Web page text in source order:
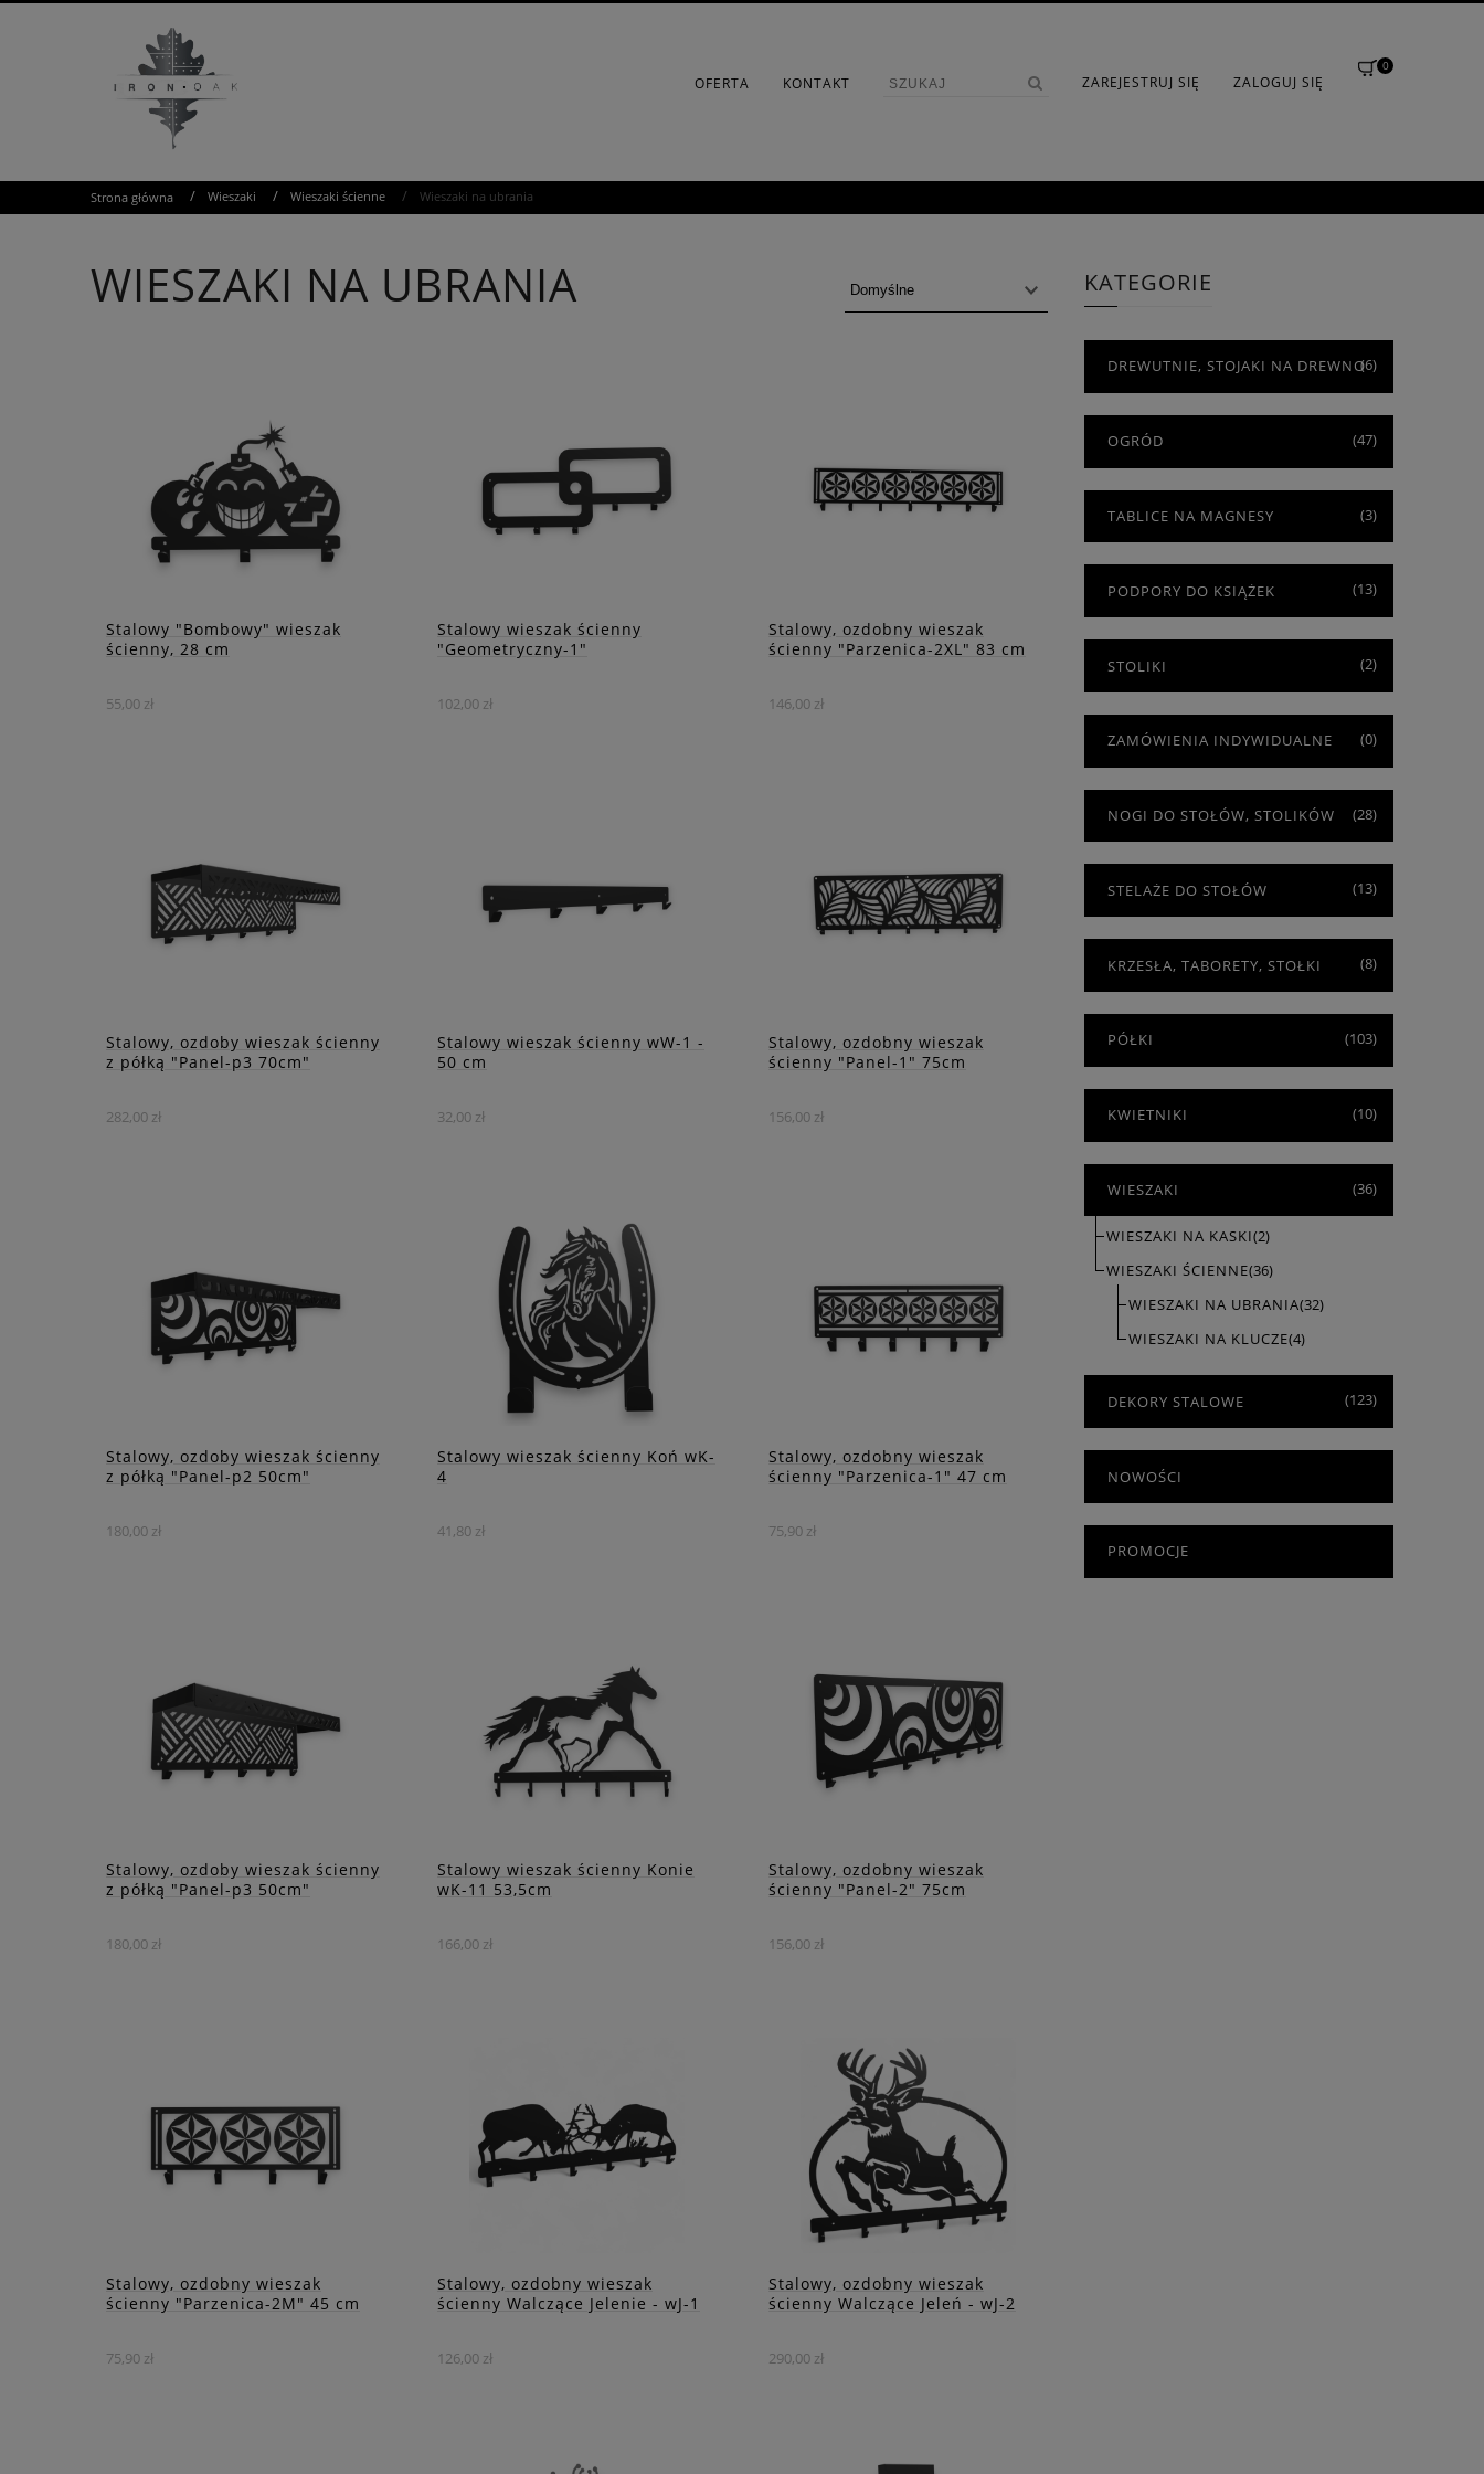
OFERTA KONTAKT ZAREJESTRUJ SIĘ ZALOGUJ SIĘ
0
Strona główna / Wieszaki / Wieszaki ścienne / Wieszaki na ubrania
WIESZAKI NA UBRANIA
Stalowy "Bombowy" wieszak
ścienny, 28 cm
55,00 zł
młodzieżowy klimat.
DO KOSZYKA
Stalowy wieszak ścienny
"Geometryczny-1"
102,00 zł
DO KOSZYKA
Stalowy, ozdobny wieszak
ścienny "Parzenica-2XL" 83 cm
146,00 zł
DO KOSZYKA
Stalowy, ozdoby wieszak ścienny
z półką "Panel-p3 70cm"
282,00 zł
wyposażenia wnętrza.
DO KOSZYKA
Stalowy wieszak ścienny wW-1 -
50 cm
32,00 zł
wieszak ścienny idealny do
każdej przestrzeni.
DO KOSZYKA
ZOBACZ WIĘCEJ
Stalowy, ozdobny wieszak
ścienny "Panel-1" 75cm
156,00 zł
DO KOSZYKA
Stalowy, ozdoby wieszak ścienny
z półką "Panel-p2 50cm"
180,00 zł
wyposażenia wnętrza.
DO KOSZYKA
Stalowy wieszak ścienny Koń wK-
4
41,80 zł
charakteru Twojemu wnętrzu.
DO KOSZYKA
Stalowy, ozdobny wieszak
ścienny "Parzenica-1" 47 cm
75,90 zł
i elegancję.
DO KOSZYKA
Stalowy, ozdoby wieszak ścienny
z półką "Panel-p3 50cm"
180,00 zł
DO KOSZYKA
Stalowy wieszak ścienny Konie
wK-11 53,5cm
166,00 zł
DO KOSZYKA
Stalowy, ozdobny wieszak
ścienny "Panel-2" 75cm
156,00 zł
zdobiony prostokątnym ażurem
z motywem liści.
DO KOSZYKA
ZOBACZ WIĘCEJ
Stalowy, ozdobny wieszak
ścienny "Parzenica-2M" 45 cm
75,90 zł
Stalowy, ozdobny wieszak
ścienny Walczące Jelenie - wJ-1
126,00 zł
Stalowy, ozdobny wieszak
ścienny Walczące Jeleń - wJ-2
290,00 zł
KATEGORIE
DREWUTNIE, STOJAKI NA DREWNO(6)
OGRÓD (47)
TABLICE NA MAGNESY (3)
PODPORY DO KSIĄŻEK (13)
STOLIKI (2)
ZAMÓWIENIA INDYWIDUALNE (0)
NOGI DO STOŁÓW, STOLIKÓW (28)
STELAŻE DO STOŁÓW (13)
KRZESŁA, TABORETY, STOŁKI (8)
PÓŁKI (103)
KWIETNIKI (10)
WIESZAKI (36)
WIESZAKI NA KASKI(2)
WIESZAKI ŚCIENNE(36)
WIESZAKI NA UBRANIA(32)
WIESZAKI NA KLUCZE(4)
DEKORY STALOWE (123)
NOWOŚCI
PROMOCJE